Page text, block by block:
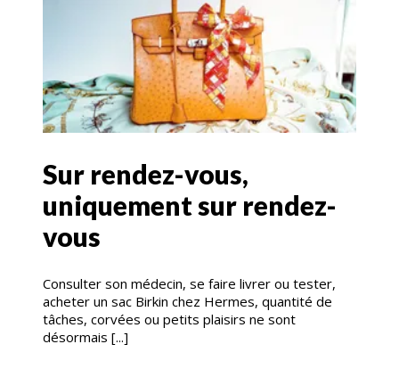
Sur rendez-vous,
uniquement sur rendez-
vous
Consulter son médecin, se faire livrer ou tester,
acheter un sac Birkin chez Hermes, quantité de
tâches, corvées ou petits plaisirs ne sont
désormais [...]